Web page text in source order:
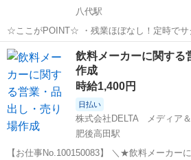
八代駅
☆ここがPOINT☆ ・残業ほぼなし！定時でサ
営業や、新規架電ナシ！ ・インセンティブあり★ ＜お仕事内
人宅へ訪問をして、契約切り替えのご案内
ォロー業務 事務作業...
熊本 八代駅 営業
飲料メーカーに関する
作成
時給1,400円
日払い
肥後高田駅
【お仕事No.100150083】 ＼★飲料メーカ